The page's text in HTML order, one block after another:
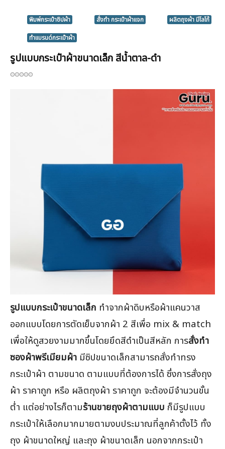
พิมพ์กระเป๋าซิปผ้า สั่งทำ กระเป๋าผ้าแจก
ผลิตถุงผ้า มีโลโก้
ทำแบรนด์กระเป๋าผ้า
รูปแบบกระเป๋าผ้าขนาดเล็ก สีน้ำตาล-ดำ
รูปแบบกระเป๋าขนาดเล็ก ทำจากผ้าดิบหรือผ้าแคนวาส
ออกแบบโดยการตัดเย็บจากผ้า 2 สีเพื่อ mix & match
เพื่อให้ดูสวยงามมากขึ้นโดยยึดสีดำเป็นสีหลัก การสั่งทำ
ซองผ้าพรีเมียมผ้า มีซิปขนาดเล็กสามารถสั่งทำทรง
กระเป๋าผ้า ตามขนาด ตามแบบที่ต้องการได้ ซึ่งการสั่งถุง
ผ้า ราคาถูก หรือ ผลิตถุงผ้า ราคาถูก จะต้องมีจำนวนขั้น
ต่ำ แต่อย่างไรก็ตามร้านขายถุงผ้าตามแบบ ก็มีรูปแบบ
กระเป๋าให้เลือกมากมายตามงบประมาณที่ลูกค้าตั้งไว้ ทั้ง
ถุง ผ้าขนาดใหญ่ และถุง ผ้าขนาดเล็ก นอกจากกระเป๋า